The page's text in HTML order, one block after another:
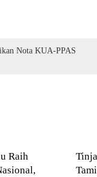
Nota KUA-PPAS
Raih